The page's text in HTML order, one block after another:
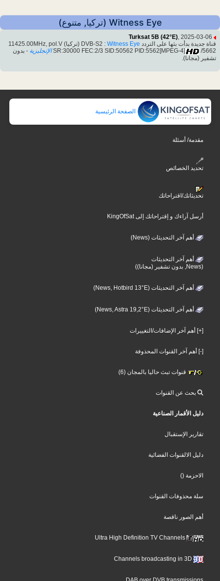
Witness Eye (تركيا, متنوع)
Turksat 5B (42°E), 2025-03-06
قناة جديدة بدأت بثها على التردد DVB-S2 : Witness Eye
(تركيا) 11425.00MHz, pol.V
SR:30000 FEC:2/3 SID:50562 PID:5562[MPEG-4]
/5662 الإنجليزية - بدون
تشفير (مجانا).
الصفحة الرئيسية
مقدمة/ أسئلة
تحديد الخصائص
تحديثاتك/اقتراحاتك
أرسل آراءك و إقتراحاتك إلى KingOfSat
أهم آخر التحديثات (News)
أهم آخر التحديثات
(News, بدون تشفير (مجانا))
أهم آخر التحديثات (News, Hotbird 13°E)
أهم آخر التحديثات (News, Astra 19,2°E)
[+] أهم آخر الإضافات/التغييرات
[-] أهم آخر القنوات المحذوفة
قنوات تبث حاليا بالمجان (6)
بحث عن القنوات
دليل الأقمار الصناعية
تقارير الإستقبال
دليل الالقنوات الفضائية
الاحزمة ()
سلة محذوفات القنوات
أهم الصور ناقصة
Ultra High Definition TV Channels